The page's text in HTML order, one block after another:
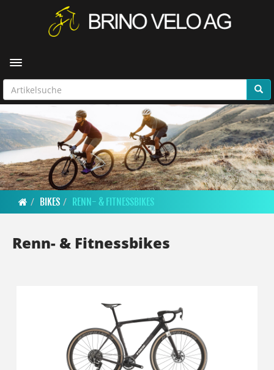
Toggle navigation
BIKES RENN- & FITNESSBIKES
Renn- & Fitnessbikes